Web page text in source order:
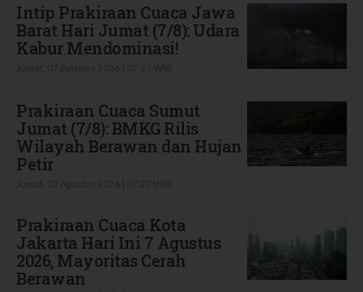
Intip Prakiraan Cuaca Jawa
Barat Hari Jumat (7/8): Udara
Kabur Mendominasi!
Prakiraan Cuaca Sumut
Jumat (7/8): BMKG Rilis
Wilayah Berawan dan Hujan
Petir
Prakiraan Cuaca Kota
Jakarta Hari Ini 7 Agustus
2026, Mayoritas Cerah
Berawan